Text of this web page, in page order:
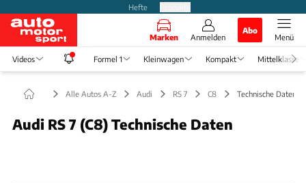
Hefte
Marken Anmelden
Abo
Menü
Videos Formel 1 Kleinwagen Kompakt Mittelklasse
Alle Autos A-Z Audi RS 7 C8 Technische Daten
Audi RS 7 (C8) Technische Daten
Foto: Medien-DB